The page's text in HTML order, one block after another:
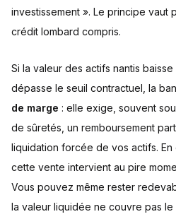
investissement ». Le principe vaut
crédit lombard compris.
Si la valeur des actifs nantis
dépasse le seuil contractuel, la
de marge : elle exige, souvent
de sûretés, un remboursement
liquidation forcée de vos actifs. En
cette vente intervient au pire
Vous pouvez même rester
la valeur liquidée ne couvre pas